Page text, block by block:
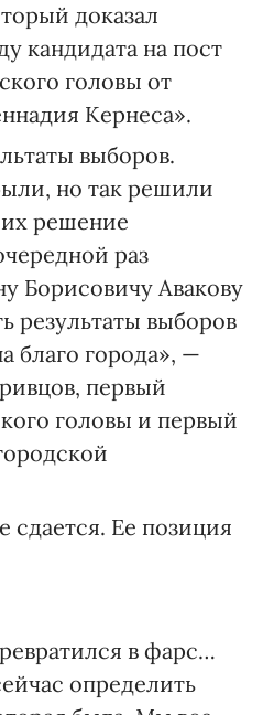
доказал
кандидата на пост
головы от
Кернеса».
выборов.
но так решили
решение
раз
Борисовичу Авакову
результаты выборов
благо города», —
первый
головы и первый
сдается. Ее позиция
в фарс…
определить